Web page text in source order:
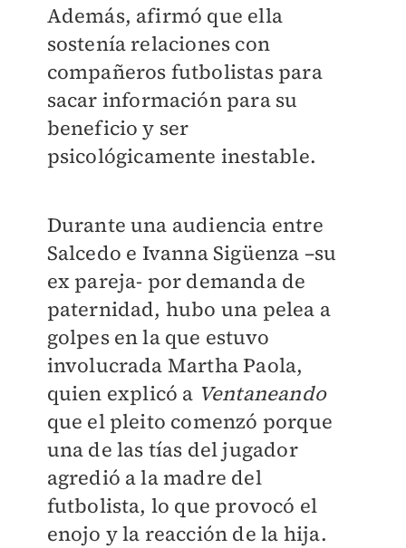
Además, afirmó que ella
sostenía relaciones con
compañeros futbolistas para
sacar información para su
beneficio y ser
psicológicamente inestable.
Durante una audiencia entre
Salcedo e Ivanna Sigüenza –su
ex pareja- por demanda de
paternidad, hubo una pelea a
golpes en la que estuvo
involucrada Martha Paola,
quien explicó a Ventaneando
que el pleito comenzó porque
una de las tías del jugador
agredió a la madre del
futbolista, lo que provocó el
enojo y la reacción de la hija.